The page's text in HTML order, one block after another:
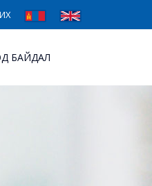
БАЙДАЛ